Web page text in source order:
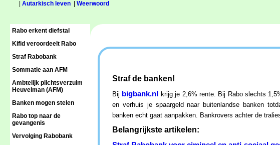
Autarkisch leven Weerwoord
Straf de banken!
Bij bigbank.nl krijg je 2,6% rente. Bij Rabo slechts
en verhuis je spaargeld naar buitenlandse banken
banken echt gaat aanpakken. Bankrovers achter de
Belangrijkste artikelen:
Rabo erkent diefstal
Kifid veroordeelt Rabo
Straf Rabobank
Sommatie aan AFM
Ambtelijk plichtsverzuim
Heuvelman (AFM)
Banken mogen stelen
Rabo top naar de
gevangenis
Vervolging Rabobank